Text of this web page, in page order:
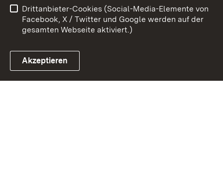
Link zum Landesportal
Impressum Cookies
Drittanbieter-Cookies (Social-Media-Elemente von
Facebook, X / Twitter und Google werden auf der
gesamten Webseite aktiviert.)
Akzeptieren